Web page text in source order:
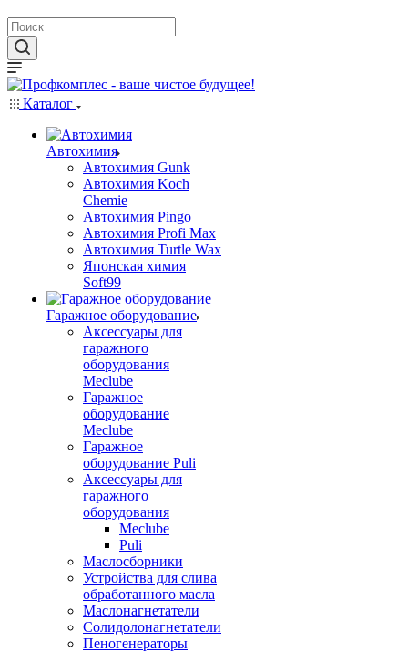
Каталог
Автохимия
Автохимия Gunk
Автохимия Koch
Chemie
Автохимия Pingo
Автохимия Profi Max
Автохимия Turtle Wax
Японская химия
Soft99
Гаражное оборудование
Аксессуары для
гаражного
оборудования
Meclube
Гаражное
оборудование
Meclube
Гаражное
оборудование Puli
Аксессуары для
гаражного
оборудования
Meclube
Puli
Маслосборники
Устройства для слива
обработанного масла
Маслонагнетатели
Солидолонагнетатели
Пеногенераторы